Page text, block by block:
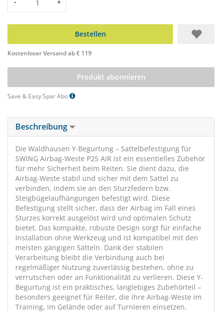
Bestellen
Kostenloser Versand ab € 119
Produkt abonnieren
Save & Easy Spar Abo
Beschreibung
Die Waldhausen Y-Begurtung – Sattelbefestigung für
SWING Airbag-Weste P25 AIR ist ein essentielles Zubehör
für mehr Sicherheit beim Reiten. Sie dient dazu, die
Airbag-Weste stabil und sicher mit dem Sattel zu
verbinden, indem sie an den Sturzfedern bzw.
Steigbügelaufhängungen befestigt wird. Diese
Befestigung stellt sicher, dass der Airbag im Fall eines
Sturzes korrekt ausgelöst wird und optimalen Schutz
bietet. Das kompakte, robuste Design sorgt für einfache
Installation ohne Werkzeug und ist kompatibel mit den
meisten gängigen Sätteln. Dank der stabilen
Verarbeitung bleibt die Verbindung auch bei
regelmäßiger Nutzung zuverlässig bestehen, ohne zu
verrutschen oder an Funktionalität zu verlieren. Diese Y-
Begurtung ist ein praktisches, langlebiges Zubehörteil –
besonders geeignet für Reiter, die ihre Airbag-Weste im
Training, im Gelände oder auf Turnieren einsetzen.